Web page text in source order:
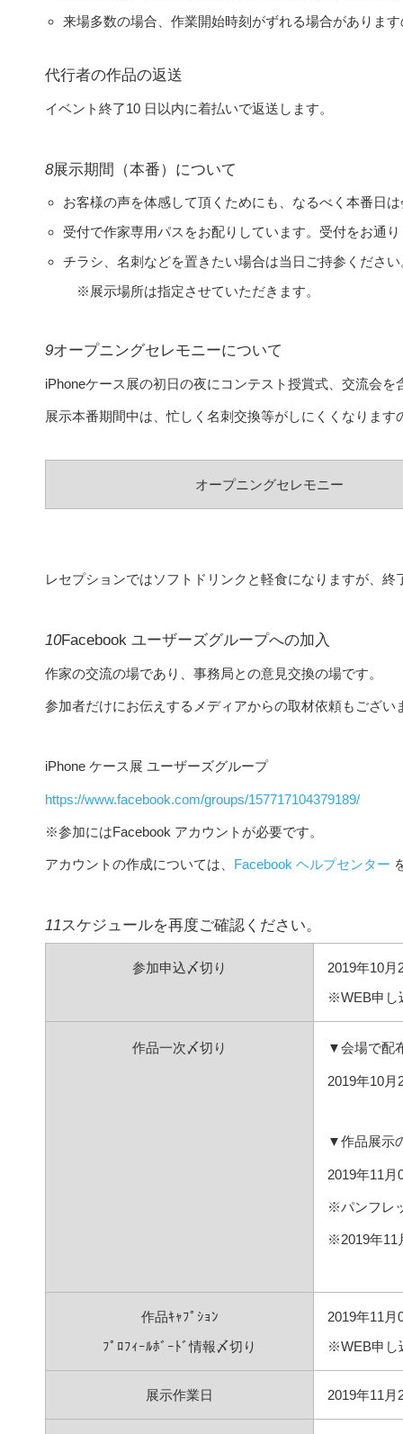
来場多数の場合、作業開始時刻がずれる場合がありま
代行者の作品の返送
イベント終了10 日以内に着払いで返送します。
8展示期間（本番）について
お客様の声を体感して頂くためにも、なるべく本番日
受付で作家専用パスをお配りしています。受付をお通
チラシ、名刺などを置きたい場合は当日ご持参くださ
※展示場所は指定させていただきます。
9オープニングセレモニーについて
iPhoneケース展の初日の夜にコンテスト授賞式、交流会
展示本番期間中は、忙しく名刺交換等がしにくくなりま
オープニングセレモニー
レセプションではソフトドリンクと軽食になりますが、
10Facebook ユーザーズグループへの加入
作家の交流の場であり、事務局との意見交換の場です。
参加者だけにお伝えするメディアからの取材依頼もござ
iPhone ケース展 ユーザーズグループ
https://www.facebook.com/groups/157717104379189/
※参加にはFacebook アカウントが必要です。
アカウントの作成については、 Facebook ヘルプセンター
11 スケジュールを再度ご確認ください。
参加申込〆切り
2019年10月
※WEB申し
作品一次〆切り ▼会場で配
2019年10
▼作品展示
2019年11
※パンフレ
※2019年
作品ｷｬﾌﾟｼｮﾝ
ﾌﾟﾛﾌｨｰﾙﾎﾞｰﾄﾞ情報〆切り
2019年11月
※WEB申し
展示作業日 2019年11月